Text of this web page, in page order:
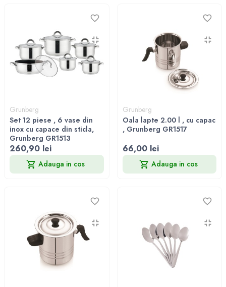
Grunberg
Set 12 piese , 6 vase din
inox cu capace din sticla,
Grunberg GR1513
260,90 lei
Adauga in cos
Grunberg
Oala lapte 2.00 l , cu capac
, Grunberg GR1517
66,00 lei
Adauga in cos